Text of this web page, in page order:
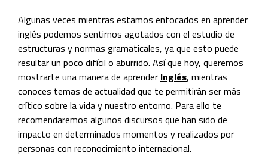
Algunas veces mientras estamos enfocados en aprender
inglés podemos sentirnos agotados con el estudio de
estructuras y normas gramaticales, ya que esto puede
resultar un poco difícil o aburrido. Así que hoy, queremos
mostrarte una manera de aprender Inglés, mientras
conoces temas de actualidad que te permitirán ser más
crítico sobre la vida y nuestro entorno. Para ello te
recomendaremos algunos discursos que han sido de
impacto en determinados momentos y realizados por
personas con reconocimiento internacional.